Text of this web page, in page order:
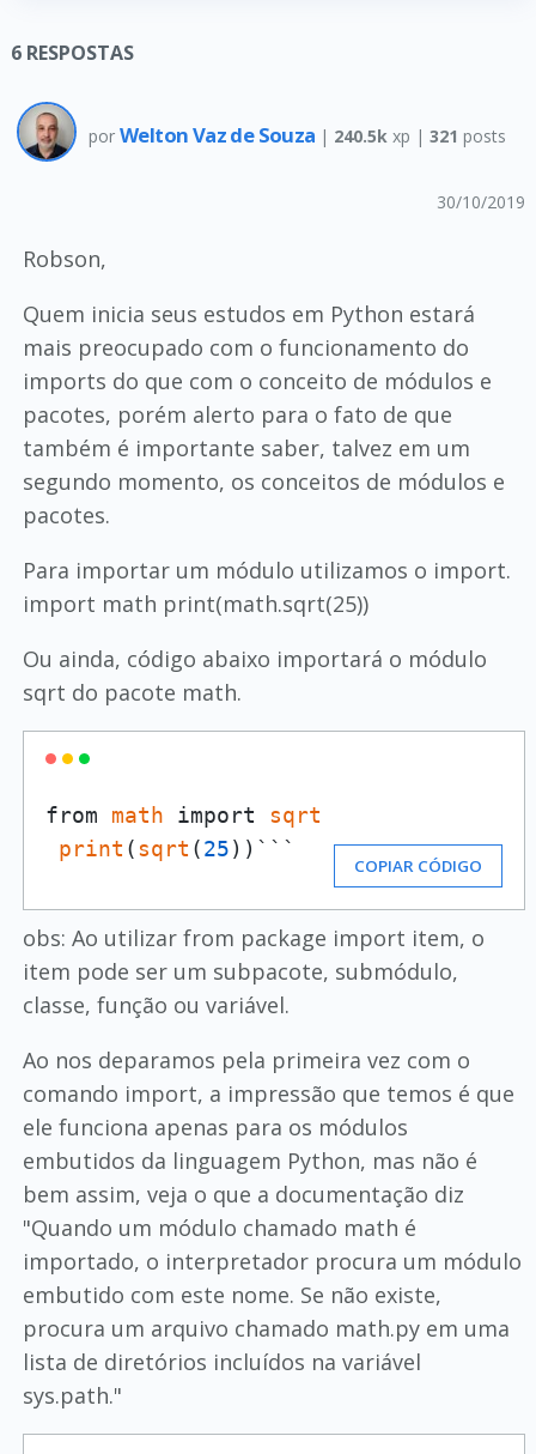
6 RESPOSTAS
por Welton Vaz de Souza | 240.5k xp | 321 posts
30/10/2019
Robson,
Quem inicia seus estudos em Python estará
mais preocupado com o funcionamento do
imports do que com o conceito de módulos e
pacotes, porém alerto para o fato de que
também é importante saber, talvez em um
segundo momento, os conceitos de módulos e
pacotes.
Para importar um módulo utilizamos o import.
import math print(math.sqrt(25))
Ou ainda, código abaixo importará o módulo
sqrt do pacote math.
from math import sqrt
print (sqrt (25))```
COPIAR CÓDIGO
obs: Ao utilizar from package import item, o
item pode ser um subpacote, submódulo,
classe, função ou variável.
Ao nos deparamos pela primeira vez com o
comando import, a impressão que temos é que
ele funciona apenas para os módulos
embutidos da linguagem Python, mas não é
bem assim, veja o que a documentação diz
"Quando um módulo chamado math é
importado, o interpretador procura um módulo
embutido com este nome. Se não existe,
procura um arquivo chamado math.py em uma
lista de diretórios incluídos na variável
sys.path."